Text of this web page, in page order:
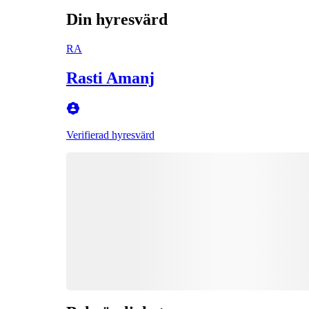
Din hyresvärd
RA
Rasti Amanj
Verifierad hyresvärd